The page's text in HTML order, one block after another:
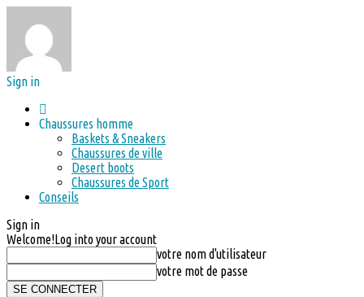
Sign in
Chaussures homme
Baskets & Sneakers
Chaussures de ville
Desert boots
Chaussures de Sport
Conseils
Sign in
Welcome!Log into your account
votre nom d'utilisateur
votre mot de passe